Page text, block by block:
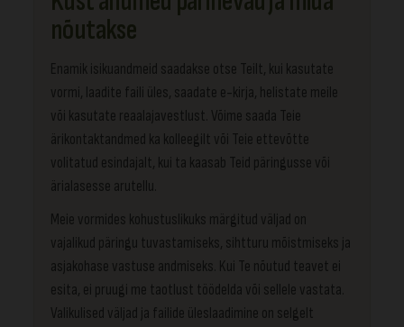
nõutakse
Enamik isikuandmeid saadakse otse Teilt, kui kasutate
vormi, laadite faili üles, saadate e-kirja, helistate meile
või kasutate reaalajavestlust. Võime saada Teie
ärikontaktandmed ka kolleegilt või Teie ettevõtte
volitatud esindajalt, kui ta kaasab Teid päringusse või
ärialasesse arutellu.
Meie vormides kohustuslikuks märgitud väljad on
vajalikud päringu tuvastamiseks, sihtturu mõistmiseks ja
asjakohase vastuse andmiseks. Kui Te nõutud teavet ei
esita, ei pruugi me taotlust töödelda või sellele vastata.
Valikulised väljad ja failide üleslaadimine on selgelt